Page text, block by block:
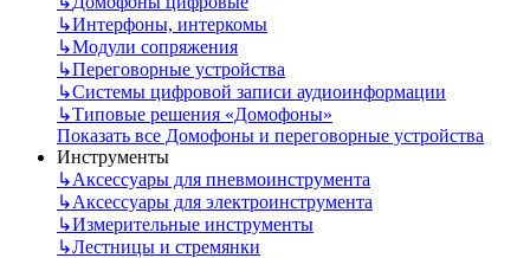
↳Интерфоны, интеркомы
↳Модули сопряжения
↳Переговорные устройства
↳Системы цифровой записи аудиоинформации
↳Типовые решения «Домофоны»
Показать все Домофоны и переговорные устройства
Инструменты
↳Аксессуары для пневмоинструмента
↳Аксессуары для электроинструмента
↳Измерительные инструменты
↳Лестницы и стремянки